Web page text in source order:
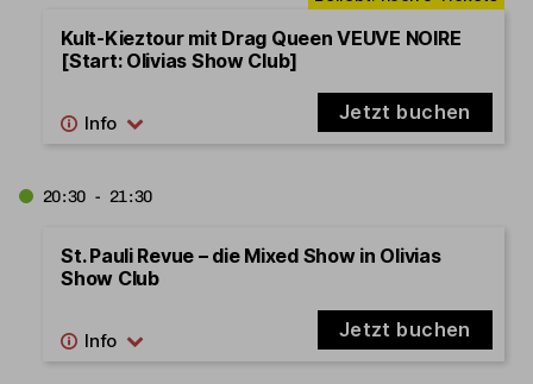
Kult-Kieztour mit Drag Queen VEUVE NOIRE
[Start: Olivias Show Club]
Jetzt buchen
20:30 - 21:30
St. Pauli Revue – die Mixed Show in Olivias
Show Club
Jetzt buchen